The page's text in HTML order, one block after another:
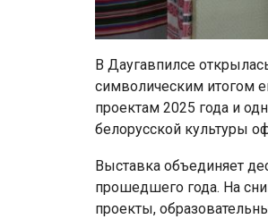
В Даугавпилсе
символическим итогом
проектам 2025 года и
белорусской культуры
Выставка объединяет
прошедшего года. На
проекты,